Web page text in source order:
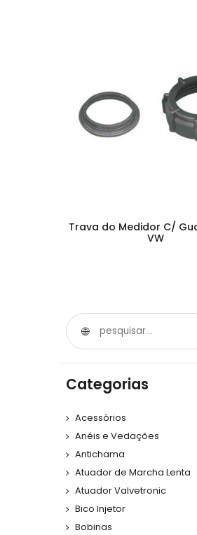
Trava do Medidor C/
VW
Categorias
Acessórios
Anéis e Vedações
Antichama
Atuador de Marcha Lenta
Atuador Valvetronic
Bico Injetor
Bobinas